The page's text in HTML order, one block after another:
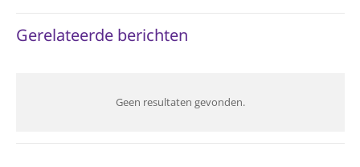
Gerelateerde berichten
Geen resultaten gevonden.